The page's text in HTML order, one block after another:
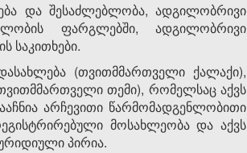
და შესაძლებლობა, ადგილობრივი
ფარგლებში, ადგილობრივი
საკითხები.
(თვითმმართველი ქალაქი),
თემი), რომელსაც აქვს
არჩევითი წარმომადგენლობითი
მოსახლეობა და აქვს
პირია.